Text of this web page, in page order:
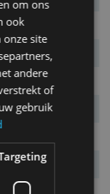
x 1.480 mm
om ons
ook
site
andere
of
gebruik